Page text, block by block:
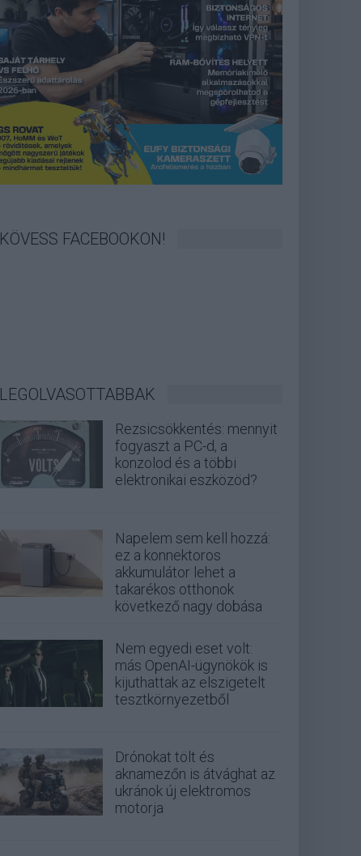
KÖVESS FACEBOOKON!
LEGOLVASOTTABBAK
Rezsicsökkentés: mennyit
fogyaszt a PC-d, a
konzolod és a többi
elektronikai eszközöd?
Napelem sem kell hozzá:
ez a konnektoros
akkumulátor lehet a
takarékos otthonok
következő nagy dobása
Nem egyedi eset volt:
más OpenAI-ügynökök is
kijuthattak az elszigetelt
tesztkörnyezetből
Drónokat tölt és
aknamezőn is átvághat az
ukránok új elektromos
motorja